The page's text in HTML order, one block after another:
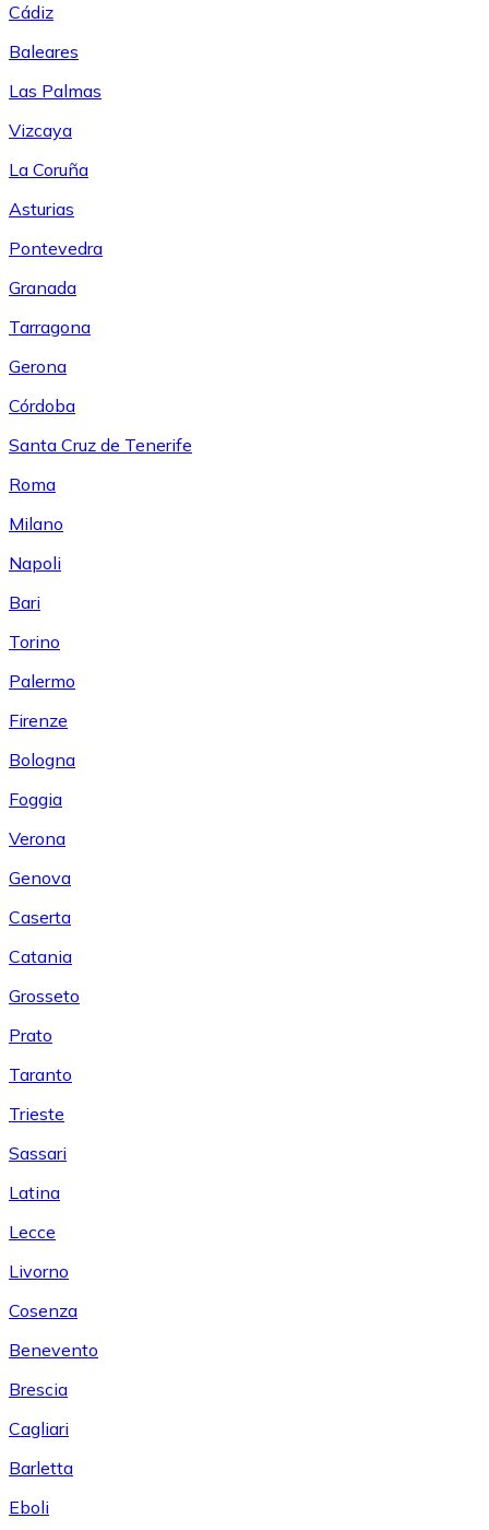
Cádiz
Baleares
Las Palmas
Vizcaya
La Coruña
Asturias
Pontevedra
Granada
Tarragona
Gerona
Córdoba
Santa Cruz de Tenerife
Roma
Milano
Napoli
Bari
Torino
Palermo
Firenze
Bologna
Foggia
Verona
Genova
Caserta
Catania
Grosseto
Prato
Taranto
Trieste
Sassari
Latina
Lecce
Livorno
Cosenza
Benevento
Brescia
Cagliari
Barletta
Eboli